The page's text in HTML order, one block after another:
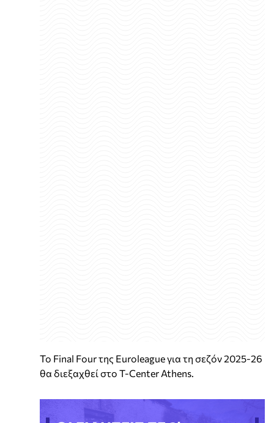
Το Final Four της Euroleague για τη σεζόν 2025-26
θα διεξαχθεί στο T-Center Athens.